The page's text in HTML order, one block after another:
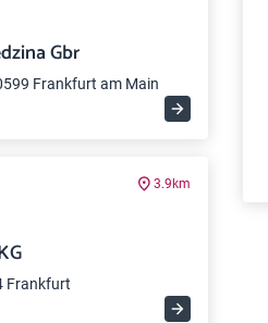
Gbr
Frankfurt am Main
3.9km
Frankfurt